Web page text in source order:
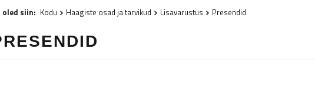
oled siin: Kodu Haagiste osad ja tarvikud Lisavarustus Presendid